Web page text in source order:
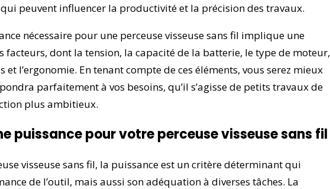
peuvent influencer la productivité et la précision des travaux.
nécessaire pour une perceuse visseuse sans fil implique une
dont la tension, la capacité de la batterie, le type de moteur,
l’ergonomie. En tenant compte de ces éléments, vous serez mieux
parfaitement à vos besoins, qu’il s’agisse de petits travaux de
plus ambitieux.
puissance pour votre perceuse visseuse sans fil
visseuse sans fil, la puissance est un critère déterminant qui
de l’outil, mais aussi son adéquation à diverses tâches. La